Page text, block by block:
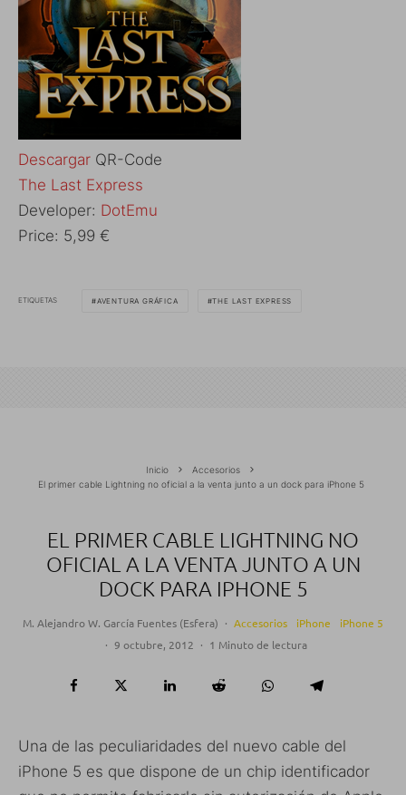
Descargar QR-Code
‎The Last Express
Developer: DotEmu
Price: 5,99 €
ETIQUETAS AVENTURA GRÁFICA THE LAST EXPRESS
Inicio
Accesorios
El primer cable Lightning no oficial a la venta junto a un dock para iPhone 5
EL PRIMER CABLE LIGHTNING NO
OFICIAL A LA VENTA JUNTO A UN
DOCK PARA IPHONE 5
M. Alejandro W. García Fuentes (Esfera) · Accesorios iPhone
iPhone 5
· 9 octubre, 2012 · 1 Minuto de lectura
Una de las peculiaridades del nuevo cable del
iPhone 5 es que dispone de un chip identificador